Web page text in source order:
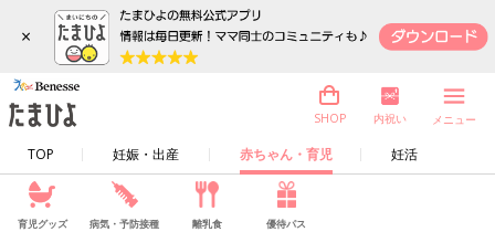
×
TOP 妊娠・出産 赤ちゃん・育児 妊活
SHOP 内祝い メニュー
育児グッズ 病気・予防接種 離乳食 優待パス